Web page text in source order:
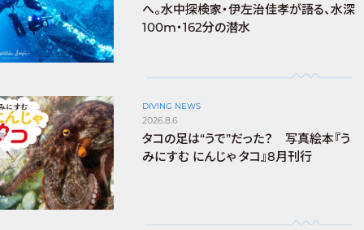
へ。水中探検家・伊左治佳孝が語る、水深
100m・162分の潜水
DIVING NEWS
2026.8.6
タコの足は“うで”だった？ 写真絵本『う
みにすむ にんじゃ タコ』8月刊行